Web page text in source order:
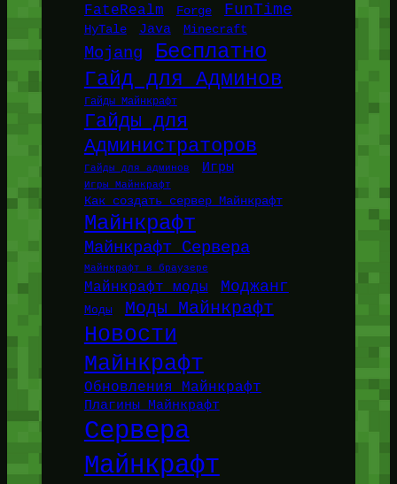
FateRealm Forge FunTime
HyTale Java Minecraft
Mojang Бесплатно
Гайд для Админов
Гайды Майнкрафт
Гайды для
Администраторов
Гайды для админов Игры
Игры Майнкрафт
Как создать сервер Майнкрафт
Майнкрафт
Майнкрафт Сервера
Майнкрафт в браузере
Майнкрафт моды Моджанг
Моды Моды Майнкрафт
Новости
Майнкрафт
Обновления Майнкрафт
Плагины Майнкрафт
Сервера
Майнкрафт